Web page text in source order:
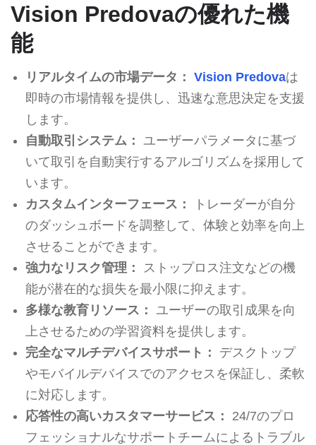
Vision Predovaの優れた機
能
リアルタイムの市場データ： Vision Predovaは
即時の市場情報を提供し、迅速な意思決定を支援
します。
自動取引システム：
ユーザーパラメータに基づ
いて取引を自動実行するアルゴリズムを採用して
います。
カスタムインターフェース：
トレーダーが自分
のダッシュボードを調整して、体験と効率を向上
させることができます。
強力なリスク管理：
ストップロス注文などの機
能が潜在的な損失を最小限に抑えます。
多様な教育リソース：
ユーザーの取引成果を向
上させるための学習資料を提供します。
完全なマルチデバイスサポート：
デスクトップ
やモバイルデバイスでのアクセスを保証し、柔軟
に対応します。
応答性の高いカスタマーサービス：
24/7のプロ
フェッショナルなサポートチームによるトラブル